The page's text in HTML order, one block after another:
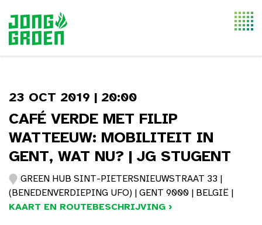
23 OCT 2019 | 20:00
CAFÉ VERDE MET FILIP
WATTEEUW: MOBILITEIT IN
GENT, WAT NU? | JG STUGENT
GREEN HUB SINT-PIETERSNIEUWSTRAAT 33 |
(BENEDENVERDIEPING UFO) | GENT 9000 | BELGIË |
KAART EN ROUTEBESCHRIJVING ›